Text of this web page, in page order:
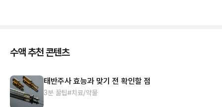
수액 추천 콘텐츠
태반주사 효능과 맞기 전 확인할 점
3분 꿀팁#치료/약물